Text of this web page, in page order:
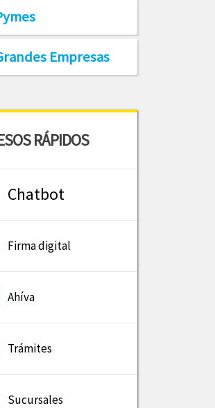
Empresas
RÁPIDOS
Chatbot
Firma digital
Ahíva
Trámites
Sucursales